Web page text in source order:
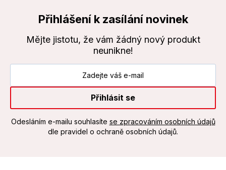
Přihlášení k zasílání novinek
Mějte jistotu, že vám žádný nový produkt
neunikne!
Přihlásit se
Odesláním e-mailu souhlasíte se zpracováním osobních údajů
dle pravidel o ochraně osobních údajů.